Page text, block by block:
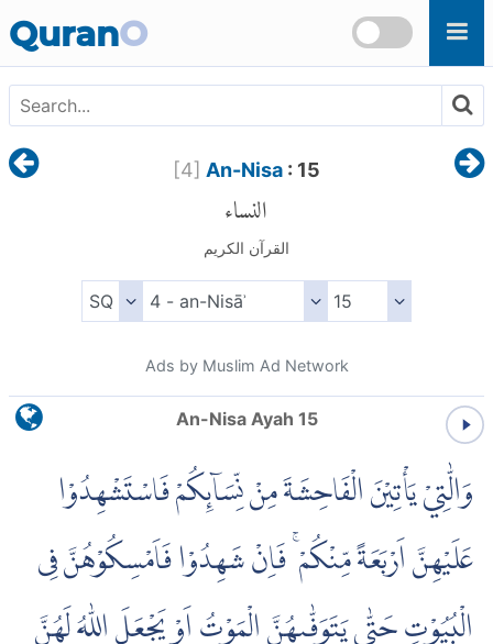
QuranO
[4] An-Nisa: 15
النساء
القرآن الكريم
Ads by Muslim Ad Network
An-Nisa Ayah 15
وَالّٰتِيْ يَأْتِيْنَ الْفَاحِشَةَ مِنْ نِّسَاۤىِٕكُمْ فَاسْتَشْهِدُوْا
عَلَيْهِنَّ اَرْبَعَةً مِّنْكُمْ ۚ فَاِنْ شَهِدُوْا فَاَمْسِكُوْهُنَّ فِى
الْبُيُوْتِ حَتّٰى يَتَوَفّٰىهُنَّ الْمَوْتُ اَوْ يَجْعَلَ اللّٰهُ لَهُنَّ